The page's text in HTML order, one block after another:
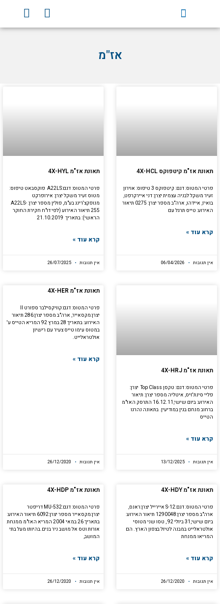
F
a
c
Y
o
u
אז"מ
תאונת אז"מ קיטפוקס 4X-HCL
פרטי המטוס: דגם: קיטפוקס 3 טיפוס: אוירון
זעיר משקל לבניה עצמית יצרן: דני איירקרפט,
בואיז, איידהו, ארה"ב מספר יצרן: 0275 תיאור
האירוע: טייס תרגל עם
קרא עוד »
אין תגובות
תאונת אז"מ 4X-HYL
פרטי המטוס: דגם:A22LS פוקסבאט טיפוס:
מטוס זעיר משקל יצרן: אירופרקט
מנופקצ'רינג בע"מ, פולין מספר יצרן: A22LS-
255 תיאור האירוע (לפי דו"ח חקירת החוקר
הראשי): בתאריך 21.10.2019
קרא עוד »
אין תגובות
תאונת אז"מ 4X-HRJ
פרטי המטוס: דגם: טקסן Top Class יצרן:
פליי סינת'זיס, איטליה מספר יצרן: תיאור
האירוע: ביום שישי,16.12.11 התרסק האז"מ
ברחוב מנחם בגין במודיעין. בתאונה נהרגו
הטייס
קרא עוד »
אין תגובות
תאונת אז"מ 4X-HER
פרטי המטוס: דגם:קוויקסילבר ספורט II
יצרן:מקסאייר, ארה"ב מספר יצרן:286 תיאור
האירוע: בתאריך 28 במרץ 92 המריא הטייס ע'
במטוס עימו טייס צעיר עם רישיון
אולטראלייט.
קרא עוד »
אין תגובות
תאונת אז"מ 4X-HDY
פרטי המטוס: דגם:S-12 איירייל יצרן:ראנס,
ארה"ב מספר יצרן:1290048 תיאור האירוע:
ביום שישי,31 ביולי 92 , טסו שני מטוסי
אולטראלייט במבנה לטיול בצפון הארץ. הם
המריאו ממנחת
קרא עוד »
אין תגובות
תאונת אז"מ 4X-HDP
פרטי המטוס: דגם:MU-532 דריפטר
יצרן:מקסאייר מספר יצרן:6092 תיאור האירוע:
בתאריך 26 במאי 2004 המריא האז"מ ממנחת
אורות וטס אל מושב ניר בנים.בהיותו מעל בתי
המושב,
קרא עוד »
אין תגובות